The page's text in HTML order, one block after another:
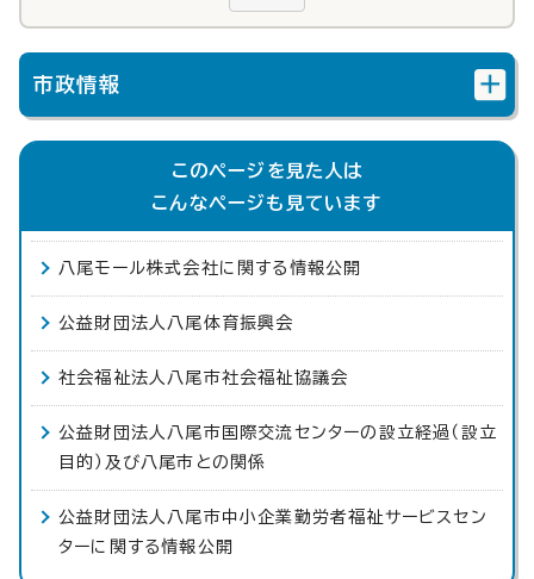
市政情報
このページを見た人は
こんなページも見ています
八尾モール株式会社に関する情報公開
公益財団法人八尾体育振興会
社会福祉法人八尾市社会福祉協議会
公益財団法人八尾市国際交流センターの設立経過（設立
目的）及び八尾市との関係
公益財団法人八尾市中小企業勤労者福祉サービスセン
ターに関する情報公開